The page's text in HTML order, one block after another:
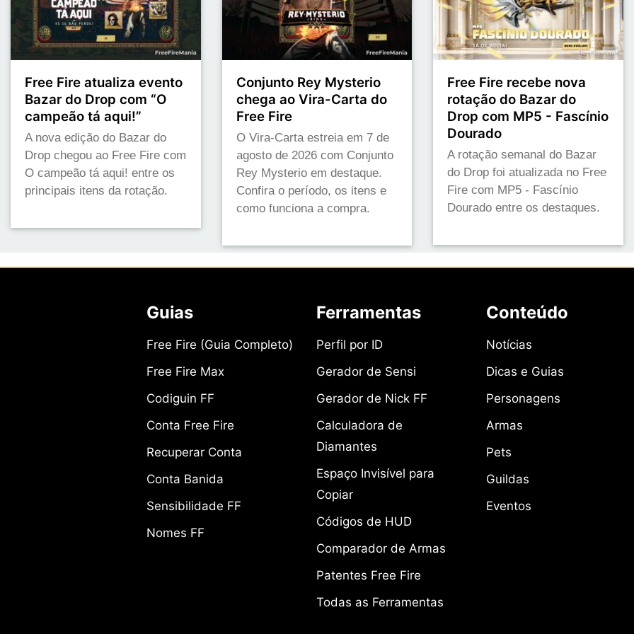
Free Fire atualiza evento
Bazar do Drop com “O
campeão tá aqui!”
A nova edição do Bazar do
Drop chegou ao Free Fire com
O campeão tá aqui! entre os
principais itens da rotação.
Conjunto Rey Mysterio
chega ao Vira-Carta do
Free Fire
O Vira-Carta estreia em 7 de
agosto de 2026 com Conjunto
Rey Mysterio em destaque.
Confira o período, os itens e
como funciona a compra.
Free Fire recebe nova
rotação do Bazar do
Drop com MP5 - Fascínio
Dourado
A rotação semanal do Bazar
do Drop foi atualizada no Free
Fire com MP5 - Fascínio
Dourado entre os destaques.
Guias
Free Fire (Guia Completo)
Free Fire Max
Codiguin FF
Conta Free Fire
Recuperar Conta
Conta Banida
Sensibilidade FF
Nomes FF
Ferramentas
Perfil por ID
Gerador de Sensi
Gerador de Nick FF
Calculadora de
Diamantes
Espaço Invisível para
Copiar
Códigos de HUD
Comparador de Armas
Patentes Free Fire
Todas as Ferramentas
Conteúdo
Notícias
Dicas e Guias
Personagens
Armas
Pets
Guildas
Eventos